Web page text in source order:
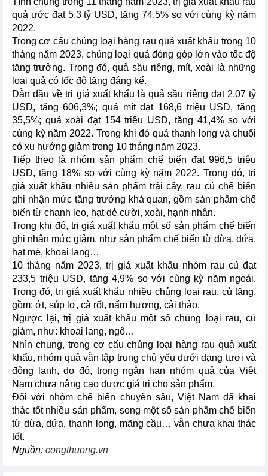
quả ước đạt 5,3 tỷ USD, tăng 74,5% so với cùng kỳ năm
2022.
Trong cơ cấu chủng loại hàng rau quả xuất khẩu trong 10
tháng năm 2023, chủng loại quả đóng góp lớn vào tốc độ
tăng trưởng. Trong đó, quả sầu riêng, mít, xoài là những
loại quả có tốc độ tăng đáng kể.
Dẫn đầu về trị giá xuất khẩu là quả sầu riêng đạt 2,07 tỷ
USD, tăng 606,3%; quả mít đạt 168,6 triệu USD, tăng
35,5%; quả xoài đạt 154 triệu USD, tăng 41,4% so với
cùng kỳ năm 2022. Trong khi đó quả thanh long và chuối
có xu hướng giảm trong 10 tháng năm 2023.
Tiếp theo là nhóm sản phẩm chế biến đạt 996,5 triệu
USD, tăng 18% so với cùng kỳ năm 2022. Trong đó, trị
giá xuất khẩu nhiều sản phẩm trái cây, rau củ chế biến
ghi nhận mức tăng trưởng khả quan, gồm sản phẩm chế
biến từ chanh leo, hạt dẻ cười, xoài, hạnh nhân.
Trong khi đó, trị giá xuất khẩu một số sản phẩm chế biến
ghi nhận mức giảm, như sản phẩm chế biến từ dừa, dứa,
hạt mè, khoai lang…
10 tháng năm 2023, trị giá xuất khẩu nhóm rau củ đạt
233,5 triệu USD, tăng 4,9% so với cùng kỳ năm ngoái.
Trong đó, trị giá xuất khẩu nhiều chủng loại rau, củ tăng,
gồm: ớt, súp lơ, cà rốt, nấm hương, cải thảo.
Ngược lại, trị giá xuất khẩu một số chủng loại rau, củ
giảm, như: khoai lang, ngô…
Nhìn chung, trong cơ cấu chủng loại hàng rau quả xuất
khẩu, nhóm quả vẫn tập trung chủ yếu dưới dạng tươi và
đông lạnh, do đó, trong ngắn hạn nhóm quả của Việt
Nam chưa nâng cao được giá trị cho sản phẩm.
Đối với nhóm chế biến chuyên sâu, Việt Nam đã khai
thác tốt nhiều sản phẩm, song một số sản phẩm chế biến
từ dừa, dứa, thanh long, mãng cầu… vẫn chưa khai thác
tốt.
Nguồn: congthuong.vn